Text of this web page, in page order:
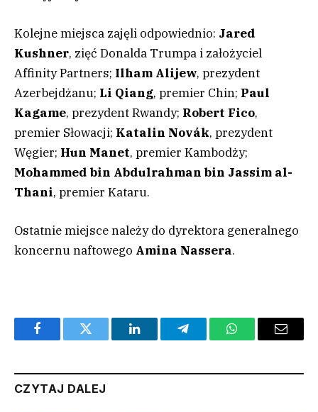
Kolejne miejsca zajęli odpowiednio: Jared
Kushner, zięć Donalda Trumpa i założyciel
Affinity Partners; Ilham Alijew, prezydent
Azerbejdżanu; Li Qiang, premier Chin; Paul
Kagame, prezydent Rwandy; Robert Fico,
premier Słowacji; Katalin Novák, prezydent
Węgier; Hun Manet, premier Kambodży;
Mohammed bin Abdulrahman bin Jassim al-
Thani, premier Kataru.
Ostatnie miejsce należy do dyrektora generalnego
koncernu naftowego Amina Nassera.
FacebookTwitter LinkedInTelegramWhatsAppEmail
CZYTAJ DALEJ